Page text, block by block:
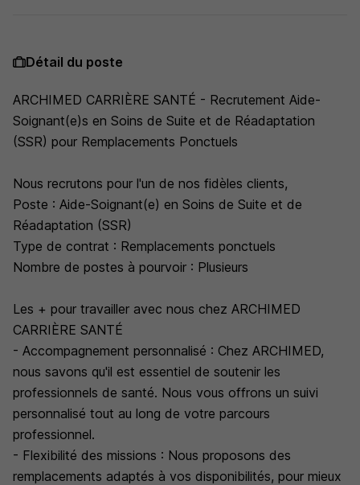
Détail du poste
ARCHIMED CARRIÈRE SANTÉ - Recrutement Aide-
Soignant(e)s en Soins de Suite et de Réadaptation
(SSR) pour Remplacements Ponctuels
Nous recrutons pour l'un de nos fidèles clients,
Poste : Aide-Soignant(e) en Soins de Suite et de
Réadaptation (SSR)
Type de contrat : Remplacements ponctuels
Nombre de postes à pourvoir : Plusieurs
Les + pour travailler avec nous chez ARCHIMED
CARRIÈRE SANTÉ
- Accompagnement personnalisé : Chez ARCHIMED,
nous savons qu'il est essentiel de soutenir les
professionnels de santé. Nous vous offrons un suivi
personnalisé tout au long de votre parcours
professionnel.
- Flexibilité des missions : Nous proposons des
remplacements adaptés à vos disponibilités, pour mieux